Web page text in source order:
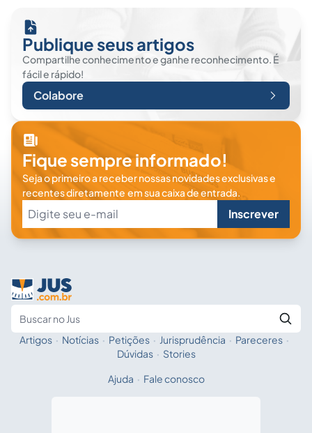
Publique seus artigos
Compartilhe conhecimento e ganhe reconhecimento. É
fácil e rápido!
Colabore
Fique sempre informado!
Seja o primeiro a receber nossas novidades exclusivas e
recentes diretamente em sua caixa de entrada.
Inscrever
Fale com a IA
Artigos · Notícias · Petições · Jurisprudência · Pareceres ·
Dúvidas · Stories
Ajuda · Fale conosco